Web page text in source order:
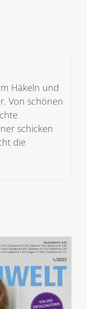
Häkeln und
Von schönen
schicken
die